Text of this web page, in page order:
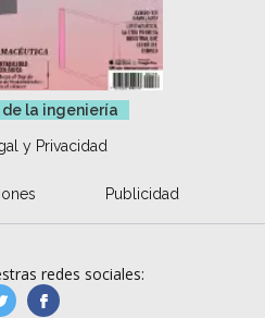
de la ingeniería
y Privacidad
Publicidad
redes sociales:
manufacturaGE